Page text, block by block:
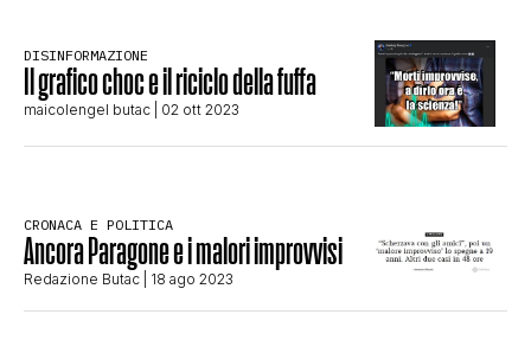
DISINFORMAZIONE
Il grafico choc e il riciclo della fuffa
maicolengel butac | 02 ott 2023
CRONACA E POLITICA
Ancora Paragone e i malori improvvisi
Redazione Butac | 18 ago 2023